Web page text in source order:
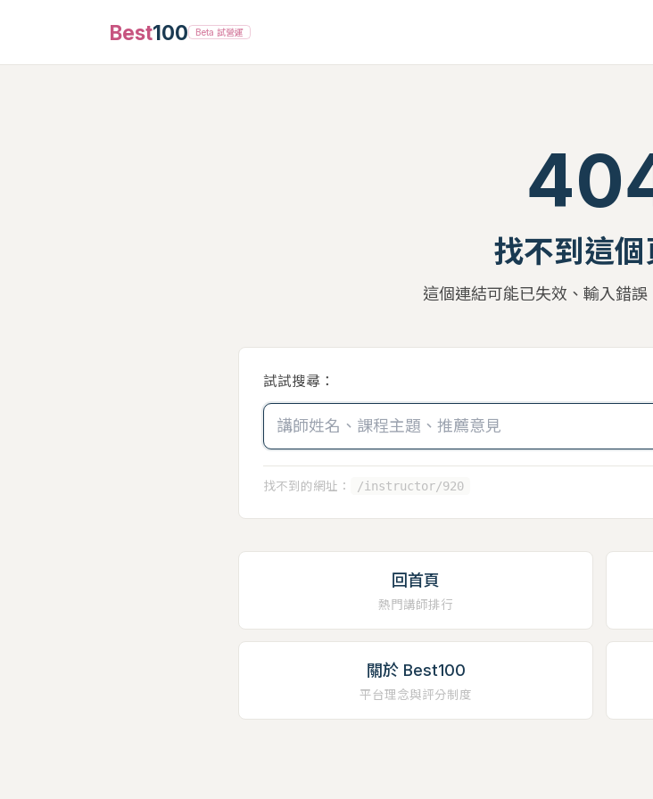
Best100 Beta 試營運
找不到這個
這個連結可能已失效、輸入錯誤
試試搜尋：
找不到的網址： /instructor/920
回首頁
熱門講師排行
關於 Best100
平台理念與評分制度